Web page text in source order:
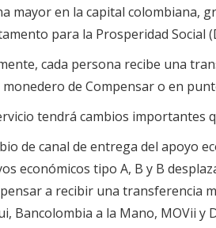
mayor en la capital colombiana,
para la Prosperidad Social
cada persona recibe una
de Compensar o en
tendrá cambios importantes
de canal de entrega del apoyo
económicos tipo A, B y B
a recibir una transferencia
Bancolombia a la Mano, MOVii y